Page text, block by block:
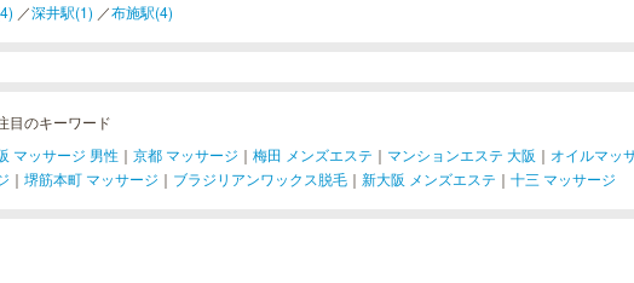
／深井駅(1) ／布施駅(4)
目のキーワード
マッサージ 男性 ｜ 京都 マッサージ ｜ 梅田 メンズエステ ｜ マンションエステ 大阪 ｜ オイルマッ
｜ 堺筋本町 マッサージ ｜ ブラジリアンワックス脱毛 ｜ 新大阪 メンズエステ ｜ 十三 マッサージ